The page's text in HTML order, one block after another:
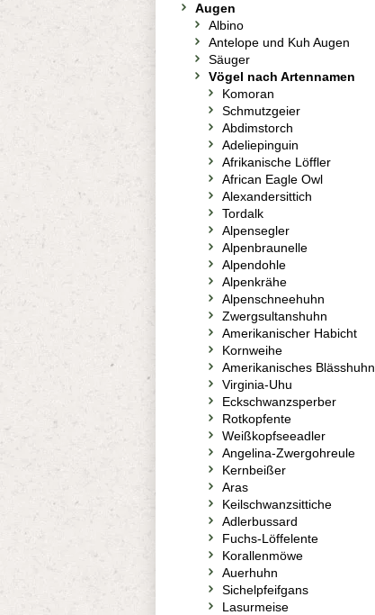
Augen
Albino
Antelope und Kuh Augen
Säuger
Vögel nach Artennamen
Komoran
Schmutzgeier
Abdimstorch
Adeliepinguin
Afrikanische Löffler
African Eagle Owl
Alexandersittich
Tordalk
Alpensegler
Alpenbraunelle
Alpendohle
Alpenkrähe
Alpenschneehuhn
Zwergsultanshuhn
Amerikanischer Habicht
Kornweihe
Amerikanisches Blässhuhn
Virginia-Uhu
Eckschwanzsperber
Rotkopfente
Weißkopfseeadler
Angelina-Zwergohreule
Kernbeißer
Aras
Keilschwanzsittiche
Adlerbussard
Fuchs-Löffelente
Korallenmöwe
Auerhuhn
Sichelpfeifgans
Lasurmeise